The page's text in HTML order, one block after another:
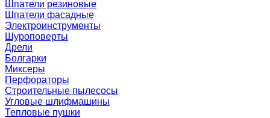
Шпатели резиновые
Шпатели фасадные
Электроинструменты
Шуроповерты
Дрели
Болгарки
Миксеры
Перфораторы
Строительные пылесосы
Угловые шлифмашины
Тепловые пушки